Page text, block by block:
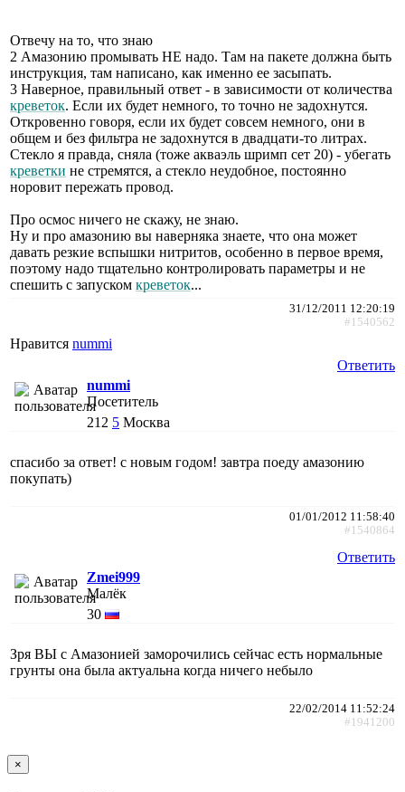
Отвечу на то, что знаю
2 Амазонию промывать НЕ надо. Там на пакете должна быть
инструкция, там написано, как именно ее засыпать.
3 Наверное, правильный ответ - в зависимости от количества
креветок. Если их будет немного, то точно не задохнутся.
Откровенно говоря, если их будет совсем немного, они в
общем и без фильтра не задохнутся в двадцати-то литрах.
Стекло я правда, сняла (тоже акваэль шримп сет 20) - убегать
креветки не стремятся, а стекло неудобное, постоянно
норовит пережать провод.
Про осмос ничего не скажу, не знаю.
Ну и про амазонию вы наверняка знаете, что она может
давать резкие вспышки нитритов, особенно в первое время,
поэтому надо тщательно контролировать параметры и не
спешить с запуском креветок...
31/12/2011 12:20:19
#1540562
Нравится nummi
Ответить
nummi
Посетитель
212 5 Москва
спасибо за ответ! с новым годом! завтра поеду амазонию
покупать)
01/01/2012 11:58:40
#1540864
Ответить
Zmei999
Малёк
30
Зря ВЫ с Амазонией заморочились сейчас есть нормальные
грунты она была актуальна когда ничего небыло
22/02/2014 11:52:24
#1941200
×